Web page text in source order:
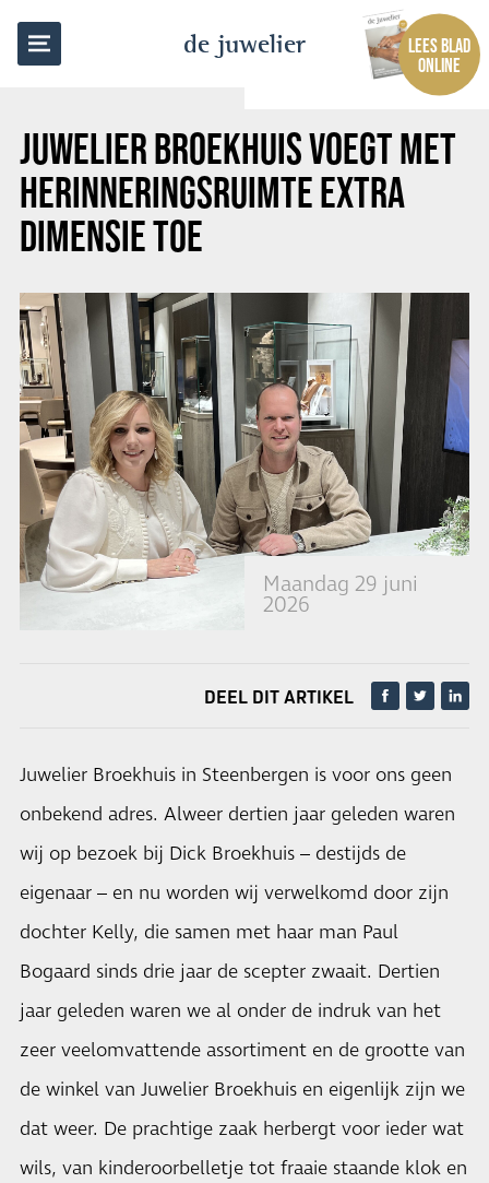
de juwelier
LEES BLAD
ONLINE
JUWELIER BROEKHUIS VOEGT MET
HERINNERINGSRUIMTE EXTRA
DIMENSIE TOE
Maandag 29 juni
2026
TERUG NAAR OVERZICHT
DEEL DIT ARTIKEL
Juwelier Broekhuis in Steenbergen is voor ons geen
onbekend adres. Alweer dertien jaar geleden waren
wij op bezoek bij Dick Broekhuis – destijds de
eigenaar – en nu worden wij verwelkomd door zijn
dochter Kelly, die samen met haar man Paul
Bogaard sinds drie jaar de scepter zwaait. Dertien
jaar geleden waren we al onder de indruk van het
zeer veelomvattende assortiment en de grootte van
de winkel van Juwelier Broekhuis en eigenlijk zijn we
dat weer. De prachtige zaak herbergt voor ieder wat
wils, van kinderoorbelletje tot fraaie staande klok en